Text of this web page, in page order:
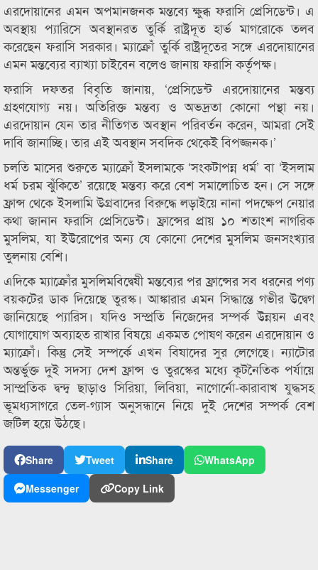
এরদোয়ানের এমন অপমানজনক মন্তব্যে ক্ষুব্ধ ফরাসি প্রেসিডেন্ট। এ
অবস্থায় প্যারিসে অবস্থানরত তুর্কি রাষ্ট্রদূত হার্ভ মাগরোকে তলব
করেছেন ফরাসি সরকার। ম্যাক্রোঁ তুর্কি রাষ্ট্রদূতের সঙ্গে এরদোয়ানের
এমন মন্তব্যের ব্যাখ্যা চাইবেন বলেও জানায় ফরাসি কর্তৃপক্ষ।
ফরাসি দফতর বিবৃতি জানায়, ‘প্রেসিডেন্ট এরদোয়ানের মন্তব্য
গ্রহণযোগ্য নয়। অতিরিক্ত মন্তব্য ও অভদ্রতা কোনো পন্থা নয়।
এরদোয়ান যেন তার নীতিগত অবস্থান পরিবর্তন করেন, আমরা সেই
দাবি জানাচ্ছি। তার এই অবস্থান সবদিক থেকেই বিপজ্জনক।’
চলতি মাসের শুরুতে ম্যাক্রোঁ ইসলামকে ‘সংকটাপন্ন ধর্ম’ বা ‘ইসলাম
ধর্ম চরম ঝুঁকিতে’ রয়েছে মন্তব্য করে বেশ সমালোচিত হন। সে সঙ্গে
ফ্রান্স থেকে ইসলামি উগ্রবাদের বিরুদ্ধে লড়াইয়ে নানা পদক্ষেপ নেয়ার
কথা জানান ফরাসি প্রেসিডেন্ট। ফ্রান্সের প্রায় ১০ শতাংশ নাগরিক
মুসলিম, যা ইউরোপের অন্য যে কোনো দেশের মুসলিম জনসংখ্যার
তুলনায় বেশি।
এদিকে ম্যাক্রোঁর মুসলিমবিদ্বেষী মন্তব্যের পর ফ্রান্সের সব ধরনের পণ্য
বয়কটের ডাক দিয়েছে তুরস্ক। আঙ্কারার এমন সিদ্ধান্তে গভীর উদ্বেগ
জানিয়েছে প্যারিস। যদিও সম্প্রতি নিজেদের সম্পর্ক উন্নয়ন এবং
যোগাযোগ অব্যাহত রাখার বিষয়ে একমত পোষণ করেন এরদোয়ান ও
ম্যাক্রোঁ। কিন্তু সেই সম্পর্কে এখন বিষাদের সুর লেগেছে। ন্যাটোর
অন্তর্ভুক্ত দুই সদস্য দেশ ফ্রান্স ও তুরস্কের মধ্যে কূটনৈতিক পর্যায়ে
সাম্প্রতিক দ্বন্দ্ব ছাড়াও সিরিয়া, লিবিয়া, নাগোর্নো-কারাবাখ যুদ্ধসহ
ভূমধ্যসাগরে তেল-গ্যাস অনুসন্ধানে নিয়ে দুই দেশের সম্পর্ক বেশ
জটিল হয়ে উঠছে।
Share Tweet Share
WhatsApp
Messenger
Copy Link